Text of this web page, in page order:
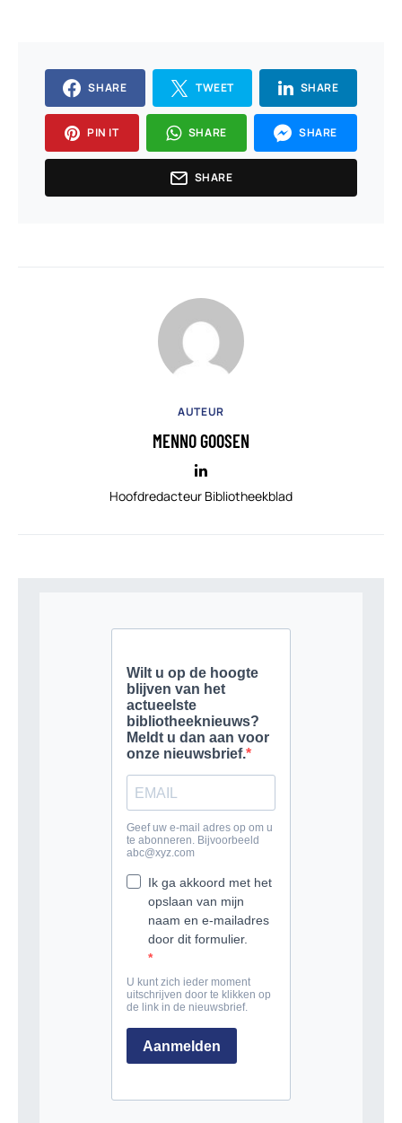
SHARE TWEET SHARE
PIN IT SHARE SHARE
SHARE
AUTEUR
MENNO GOOSEN
Hoofdredacteur Bibliotheekblad